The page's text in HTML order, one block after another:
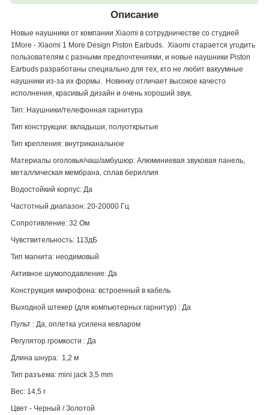
Описание
Новые наушники от компании Xiaomi в сотрудничестве со студией
1More - Xiaomi 1 More Design Piston Earbuds. Xiaomi старается угодить
пользователям с разными предпочтениями, и новые наушники Piston
Earbuds разработаны специально для тех, кто не любит вакуумные
наушники из-за их формы. Новинку отличает высокое качесто
исполнения, красивый дизайн и очень хороший звук.
Тип: Наушники/телефонная гарнитура
Тип конструкции: вкладыши, полуоткрытые
Тип крепления: внутриканальное
Материалы оголовья/чаш/амбушюр: Алюминиевая звуковая панель,
металлическая мембрана, сплав бериллия
Водостойкий корпус: Да
Частотный диапазон: 20-20000 Гц
Сопротивление: 32 Ом
Чувствительность: 113дБ
Тип магнита: неодимовый
Активное шумоподавление: Да
Конструкция микрофона: встроенный в кабель
Выходной штекер (для компьютерных гарнитур) : Да
Пульт : Да, оплетка усилена кевларом
Регулятор громкости : Да
Длина шнура: 1,2 м
Тип разъема: mini jack 3,5 mm
Вес: 14,5 г
Цвет - Черный / Золотой